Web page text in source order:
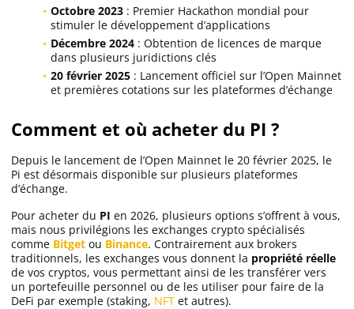
Octobre 2023 : Premier Hackathon mondial pour
stimuler le développement d’applications
Décembre 2024 : Obtention de licences de marque
dans plusieurs juridictions clés
20 février 2025 : Lancement officiel sur l’Open Mainnet
et premières cotations sur les plateformes d’échange
Comment et où acheter du PI ?
Depuis le lancement de l’Open Mainnet le 20 février 2025, le
Pi est désormais disponible sur plusieurs plateformes
d’échange.
Pour acheter du PI en 2026, plusieurs options s’offrent à vous,
mais nous privilégions les exchanges crypto spécialisés
comme Bitget ou Binance. Contrairement aux brokers
traditionnels, les exchanges vous donnent la propriété réelle
de vos cryptos, vous permettant ainsi de les transférer vers
un portefeuille personnel ou de les utiliser pour faire de la
DeFi par exemple (staking, NFT et autres).